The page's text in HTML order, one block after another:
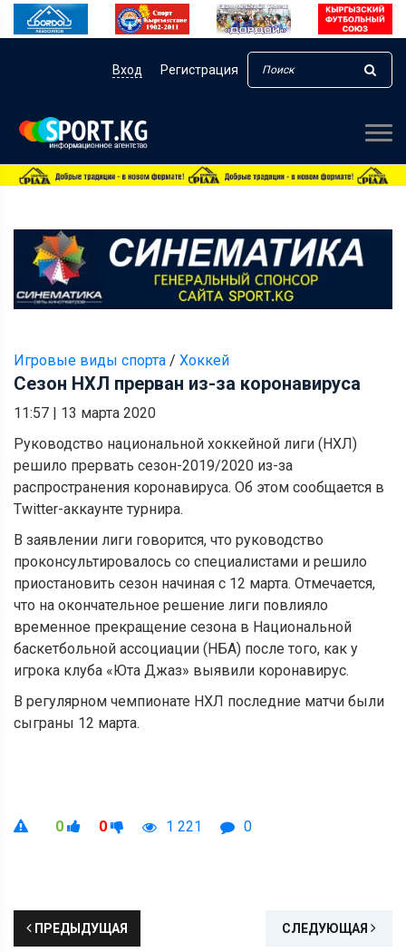
Вход Регистрация
Игровые виды спорта / Хоккей
Сезон НХЛ прерван из-за коронавируса
11:57 | 13 марта 2020
Руководство национальной хоккейной лиги (НХЛ)
решило прервать сезон-2019/2020 из-за
распространения коронавируса. Об этом сообщается в
Twitter-аккаунте турнира.
В заявлении лиги говорится, что руководство
проконсультировалось со специалистами и решило
приостановить сезон начиная с 12 марта. Отмечается,
что на окончательное решение лиги повлияло
временное прекращение сезона в Национальной
баскетбольной ассоциации (НБА) после того, как у
игрока клуба «Юта Джаз» выявили коронавирус.
В регулярном чемпионате НХЛ последние матчи были
сыграны 12 марта.
0 0 1 221 0
ПРЕДЫДУЩАЯ СЛЕДУЮЩАЯ